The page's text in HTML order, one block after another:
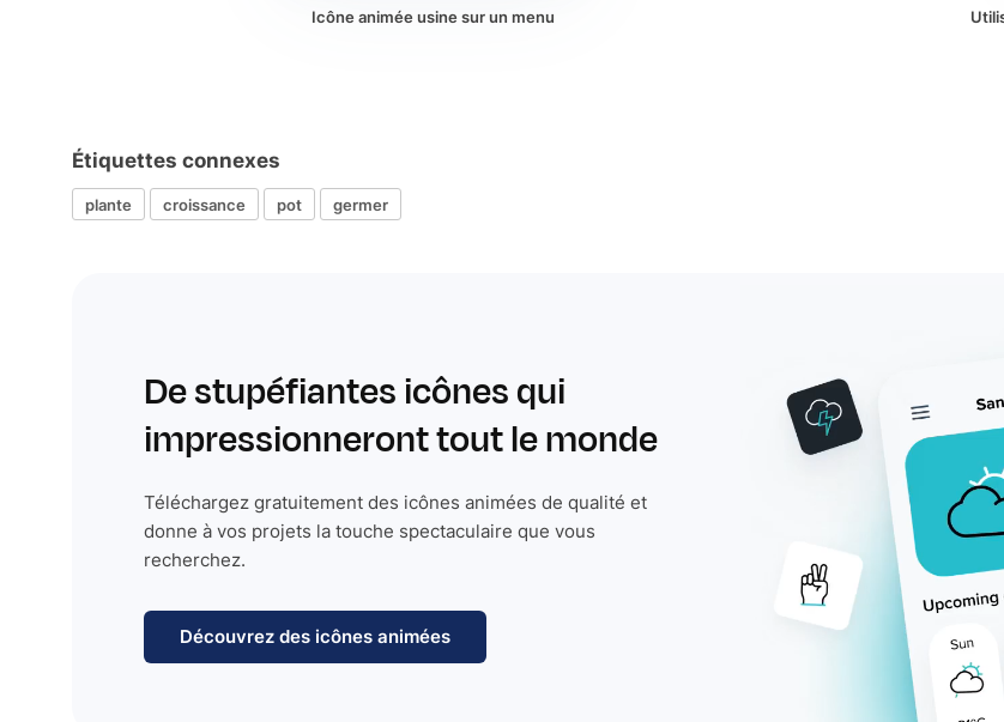
Icône animée usine sur un menu
Étiquettes connexes
plante croissance pot germer
De stupéfiantes icônes qui
impressionneront tout le monde
Téléchargez gratuitement des icônes animées de qualité et
donne à vos projets la touche spectaculaire que vous
recherchez.
Découvrez des icônes animées